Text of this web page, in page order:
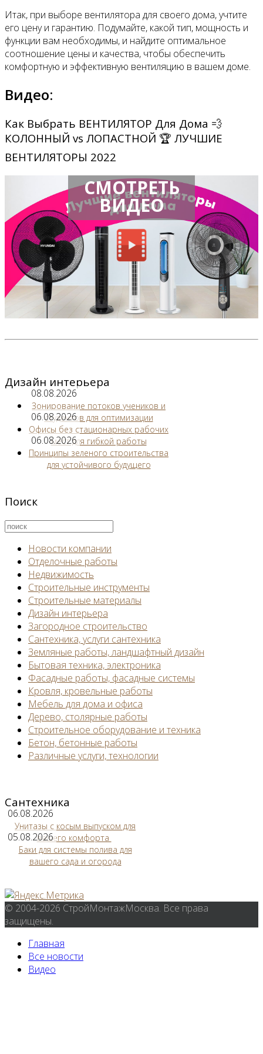
Итак, при выборе вентилятора для своего дома, учтите
его цену и гарантию. Подумайте, какой тип, мощность и
функции вам необходимы, и найдите оптимальное
соотношение цены и качества, чтобы обеспечить
комфортную и эффективную вентиляцию в вашем доме.
Видео:
Как Выбрать ВЕНТИЛЯТОР Для Дома 💨
КОЛОННЫЙ vs ЛОПАСТНОЙ 🏆 ЛУЧШИЕ
ВЕНТИЛЯТОРЫ 2022
СМОТРЕТЬ
ВИДЕО
Дизайн интерьера
08.08.2026
Зонирование потоков учеников и
студентов для оптимизации
06.08.2026
Офисы без стационарных рабочих
мест для гибкой работы
06.08.2026
Принципы зеленого строительства
для устойчивого будущего
Поиск
Новости компании
Отделочные работы
Недвижимость
Строительные инструменты
Строительные материалы
Дизайн интерьера
Загородное строительство
Сантехника, услуги сантехника
Земляные работы, ландшафтный дизайн
Бытовая техника, электроника
Фасадные работы, фасадные системы
Кровля, кровельные работы
Мебель для дома и офиса
Дерево, столярные работы
Строительное оборудование и техника
Бетон, бетонные работы
Различные услуги, технологии
Сантехника
06.08.2026
Унитазы с косым выпуском для
вашего комфорта
05.08.2026
Баки для системы полива для
вашего сада и огорода
© 2004-2026 СтройМонтажМосква. Все права
защищены.
Главная
Все новости
Видео